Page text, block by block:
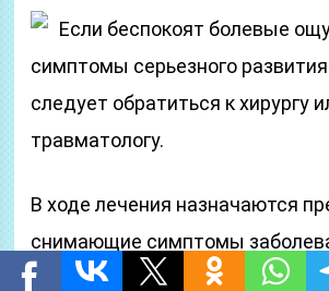
Если беспокоят болевые
симптомы серьезного
следует обратиться к хирургу
травматологу.
В ходе лечения назначаются
снимающие симптомы
обеспечивающие блокаду